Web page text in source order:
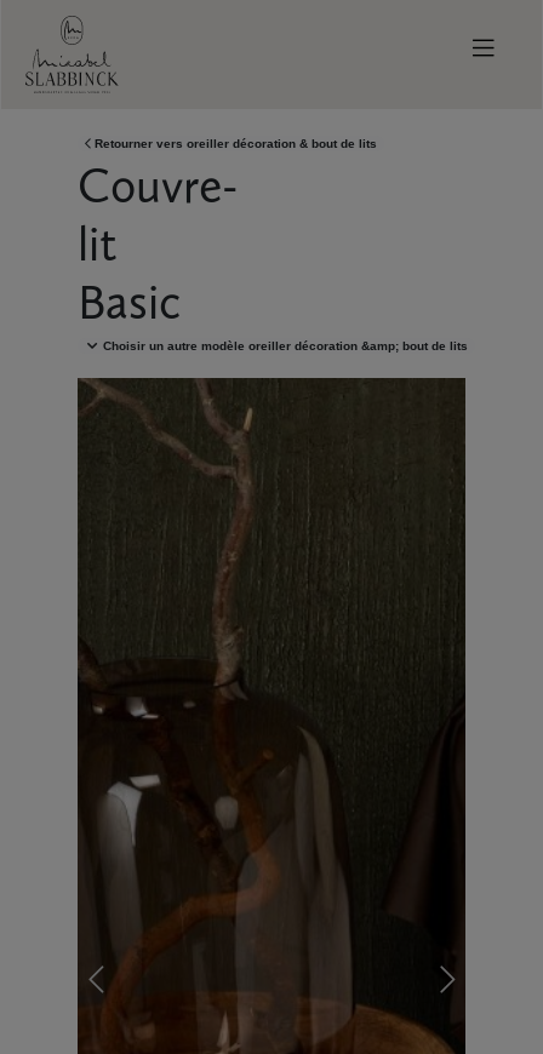
Skip to main content
Demandez votre catalogue
Retourner vers oreiller décoration & bout de lits
Couvre-
lit
Basic
Choisir un autre modèle oreiller décoration &amp; bout de lits